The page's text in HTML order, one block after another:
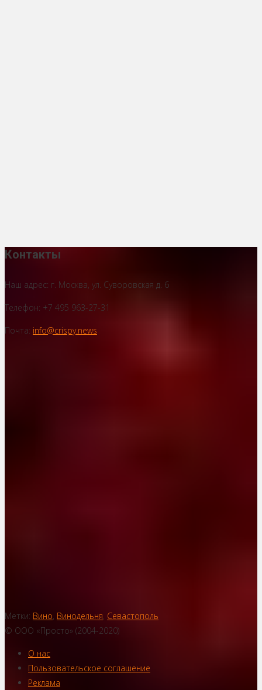
Контакты
Наш адрес: г. Москва, ул. Суворовская д. 6
Телефон: +7 495 963-27-31
Почта: info@crispy.news
Метки: Вино, Винодельня, Севастополь
© ООО «Просто» (2004-2020)
О нас
Пользовательское соглашение
Реклама